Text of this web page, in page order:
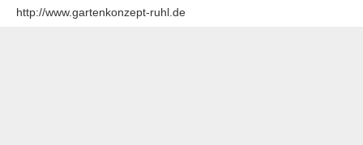
http://www.gartenkonzept-ruhl.de